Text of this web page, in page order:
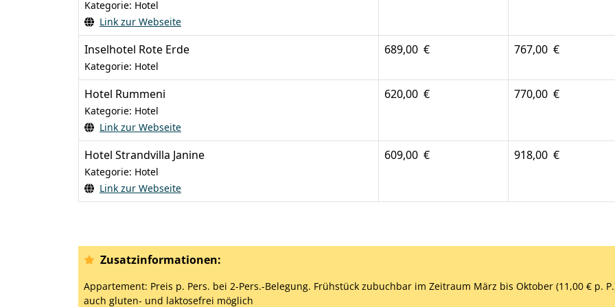
Kategorie: Hotel
Link zur Webseite
Inselhotel Rote Erde
Kategorie: Hotel
689,00 € 767,00 €
Hotel Rummeni
Kategorie: Hotel
Link zur Webseite
620,00 € 770,00 €
Hotel Strandvilla Janine
Kategorie: Hotel
Link zur Webseite
609,00 € 918,00 €
Zusatzinformationen:
Appartement: Preis p. Pers. bei 2-Pers.-Belegung. Frühstück zubuchbar im Zeitraum März bis Oktober (11,00 € p.
auch gluten- und laktosefrei möglich